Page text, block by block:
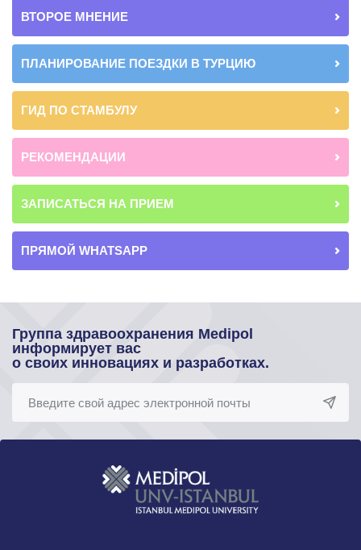
ВТОРОЕ МНЕНИЕ
ПЛАНИРОВАНИЕ ПОЕЗДКИ В ТУРЦИЮ
ГИД ПО СТАМБУЛУ
РЕКОМЕНДАЦИИ
ЗАПИСАТЬСЯ НА ПРИЕМ
ПРЯМОЙ WHATSAPP
Группа здравоохранения Medipol
информирует вас
о своих инновациях и разработках.